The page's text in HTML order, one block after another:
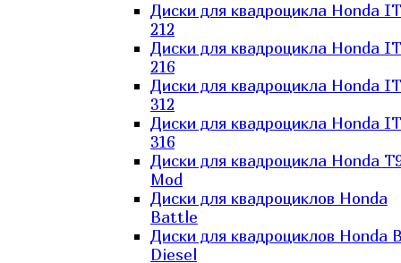
Диски для квадроцикла Honda
212
Диски для квадроцикла Honda
216
Диски для квадроцикла Honda
312
Диски для квадроцикла Honda
316
Диски для квадроцикла Honda
Mod
Диски для квадроциклов Honda
Battle
Диски для квадроциклов Honda
Diesel